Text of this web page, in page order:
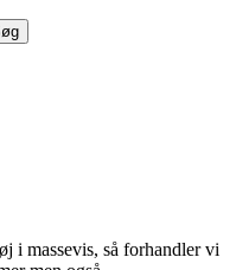
i massevis, så forhandler vi